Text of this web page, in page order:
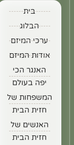
בית
הבלוג
ערכי המיזם
אודות המיזם
האנגר הכי
יפה בעולם
המשפחות של
חזית הבית
האנשים של
חזית הבית